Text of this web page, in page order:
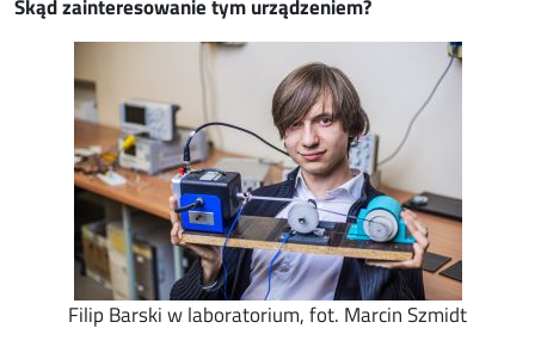
Skąd zainteresowanie tym urządzeniem?
Filip Barski w laboratorium, fot. Marcin Szmidt